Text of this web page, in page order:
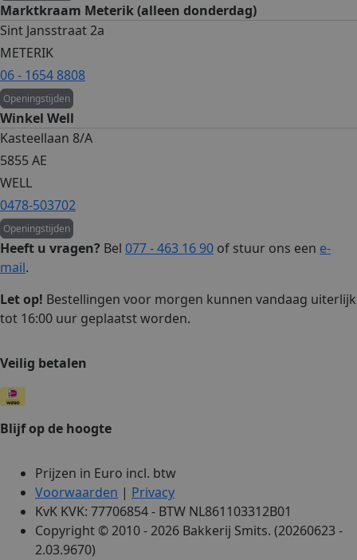
Marktkraam Meterik (alleen donderdag)
Sint Jansstraat 2a
METERIK
06 - 1654 8808
Openingstijden
Winkel Well
Kasteellaan 8/A
5855 AE
WELL
0478-503702
Openingstijden
Heeft u vragen? Bel 077 - 463 16 90 of stuur ons een e-
mail.
Let op! Bestellingen voor morgen kunnen vandaag uiterlijk
tot 16:00 uur geplaatst worden.
Veilig betalen
Blijf op de hoogte
Prijzen in Euro incl. btw
Voorwaarden | Privacy
KvK KVK: 77706854 - BTW NL861103312B01
Copyright © 2010 - 2026 Bakkerij Smits. (20260623 -
2.03.9670)